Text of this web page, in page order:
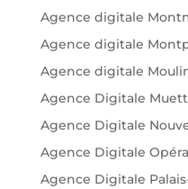
Agence digitale
Agence digitale
Agence digitale
Agence Digitale
Agence Digitale
Agence Digitale Opéra
Agence Digitale